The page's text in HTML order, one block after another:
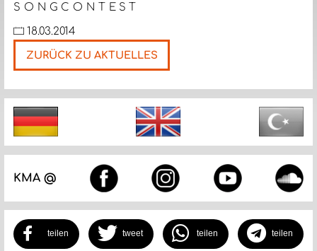
SONGCONTEST
18.03.2014
ZURÜCK ZU AKTUELLES
Nächste
teilen tweet teilen teilen
KMA @